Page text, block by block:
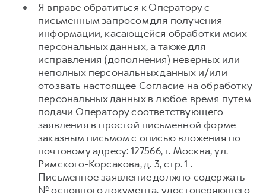
Я вправе обратиться к Оператору с
письменным запросом для получения
информации, касающейся обработки моих
персональных данных, а также для
исправления (дополнения) неверных или
неполных персональных данных и/или
отозвать настоящее Согласие на обработку
персональных данных в любое время путем
подачи Оператору соответствующего
заявления в простой письменной форме
заказным письмом с описью вложения по
почтовому адресу: 127566, г. Москва, ул.
Римского-Корсакова, д. 3, стр. 1 .
Письменное заявление должно содержать
№ основного документа, удостоверяющего